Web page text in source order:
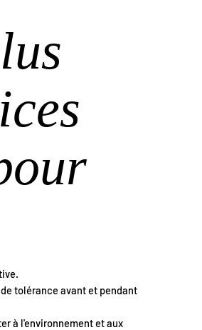
tolérance avant et pendant
à l'environnement et aux